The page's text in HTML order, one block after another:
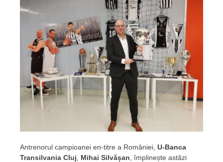
Antrenorul campioanei en-titre a României, U-Banca
Transilvania Cluj
Mihai Silvășan , împlinește astăzi